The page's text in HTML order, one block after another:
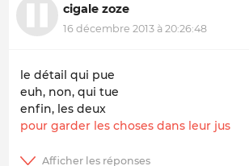
cigale zoze
16 décembre 2013 à 20:26:48
le détail qui pue
euh, non, qui tue
enfin, les deux
pour garder les choses dans leur jus